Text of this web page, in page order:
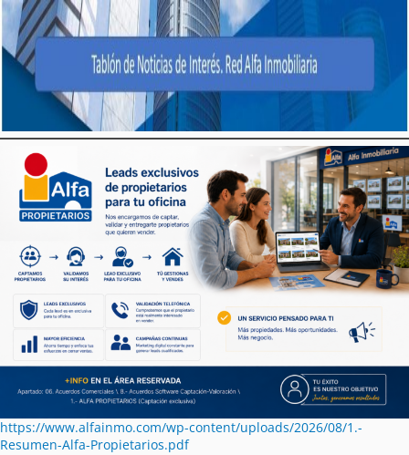
https://www.alfainmo.com/wp-content/uploads/2026/08/1.-
Resumen-Alfa-Propietarios.pdf